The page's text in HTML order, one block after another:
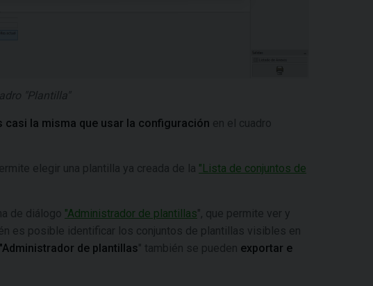
"Plantilla"
casi la misma que usar la configuración en el cuadro
elegir una plantilla ya creada de la "Lista de conjuntos de
de diálogo "Administrador de plantillas", que permite ver y
es posible identificar los conjuntos de plantillas visibles en
"Administrador de plantillas" también se pueden exportar e